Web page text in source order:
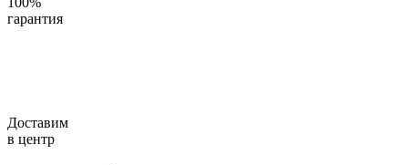
гарантия
Доставим
в центр